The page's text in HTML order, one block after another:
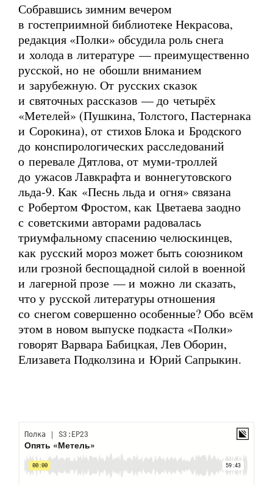
Собравшись зимним вечером
в гостеприимной библиотеке Некрасова,
редакция «Полки» обсудила роль снега
и холода в литературе — преимущественно
русской, но не обошли вниманием
и зарубежную. От русских сказок
и святочных рассказов — до четырёх
«Метелей» (Пушкина, Толстого, Пастернака
и Сорокина), от стихов Блока и Бродского
до конспирологических расследований
о перевале Дятлова, от муми-троллей
до ужасов Лавкрафта и воннегутовского
льда-9. Как «Песнь льда и огня» связана
с Робертом Фростом, как Цветаева заодно
с советскими авторами радовалась
триумфальному спасению челюскинцев,
как русский мороз может быть союзником
или грозной беспощадной силой в военной
и лагерной прозе — и можно ли сказать,
что у русской литературы отношения
со снегом совершенно особенные? Обо всём
этом в новом выпуске подкаста «Полки»
говорят Варвара Бабицкая, Лев Оборин,
Елизавета Подколзина и Юрий Сапрыкин.